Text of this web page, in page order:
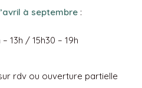
à septembre:
13h / 15h30 – 19h
rdv ou ouverture partielle